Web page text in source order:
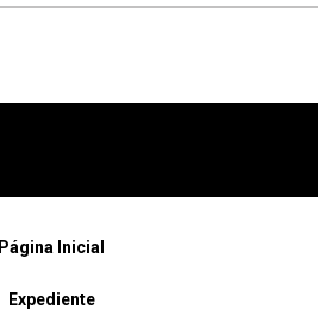
Página Inicial
Expediente